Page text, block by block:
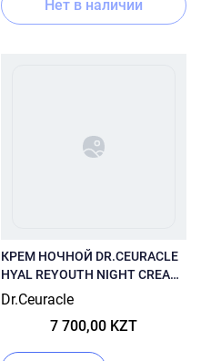
Нет в наличии
КРЕМ НОЧНОЙ DR.CEURACLE
HYAL REYOUTH NIGHT CREAM
60 МЛ
Dr.Ceuracle
7 700,00 KZT